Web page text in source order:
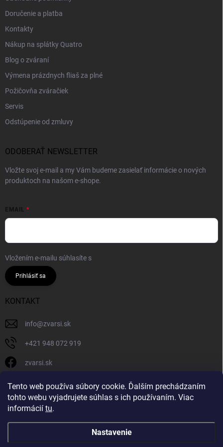
Tento web používa súbory cookie. Ďalším prechádzaním
tohto webu vyjadrujete súhlas s ich používaním. Viac
informácií tu.
Nastavenie
Doručenie a platba
Kontakty
Nákup na splátky Quatro
Blog o zváraní
Výmena prázdnych fliaš za plné
Požičovňa zváračiek
Servis
Odstúpenie od zmluvy
ODOBERAŤ NEWSLETTER
Vložte svoj e-mail a my Vám budeme zasielať informácie o nových
produktoch na našom e-shope.
EMAIL
Vložením e-mailu súhlasíte s
Prihlásiť sa
KONTAKT
info@zvarsi.sk
+421 948 072 919
zvarsi.sk
zvarsi.sk